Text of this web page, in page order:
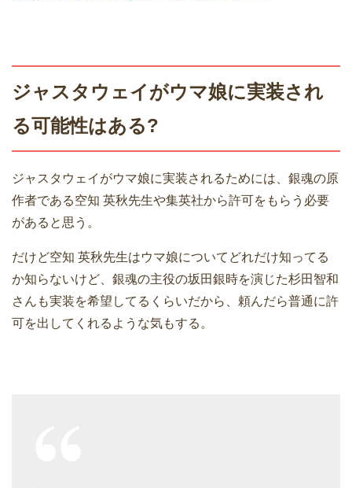
ジャスタウェイがウマ娘に実装され
る可能性はある?
ジャスタウェイがウマ娘に実装されるためには、銀魂の原
作者である空知 英秋先生や集英社から許可をもらう必要
があると思う。
だけど空知 英秋先生はウマ娘についてどれだけ知ってる
か知らないけど、銀魂の主役の坂田銀時を演じた杉田智和
さんも実装を希望してるくらいだから、頼んだら普通に許
可を出してくれるような気もする。